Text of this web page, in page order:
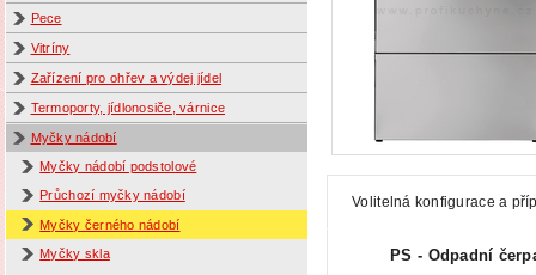
Pece
Vitríny
Zařízení pro ohřev a výdej jídel
Termoporty, jídlonosiče, várnice
Myčky nádobí
Myčky nádobí podstolové
Průchozí myčky nádobí
Myčky černého nádobí
Myčky skla
Volitelná konfigurace a
PS - Odpadní